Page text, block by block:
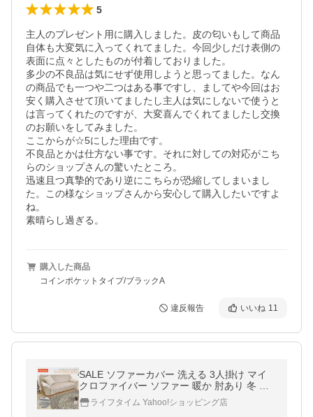
5
主人のプレゼント用に購入しました。皮の匂いもして商品
自体も大変気に入ってくれてました。今回少しだけ表側の
表面に点々としたものが付着しておりました。
多少の不良品は気にせず使用しようと思ってました。なん
の商品でも一つや二つはある事ですし、ましてや今回はお
安く購入させて頂いてましたし主人は気にしないで使うと
は言ってくれたのですが、大変喜んでくれてましたし交換
のお願いをしてみました。
ここからが☆5にした理由です。
不良品とかは仕方ない事です。それに対しての対応がこち
らのショップさんの驚いたところ。
迅速且つ真摯的であり逆にこちらが恐縮してしまいまし
た。この様なショップさんから安心して購入したいですよ
ね。
素晴らし過ぎる。
購入した商品
コインポケットタイプ/ブラックA
違反報告 いいね 11
SALE ソファーカバー 洗える 3人掛け マイ
クロファイバー ソファー 暖か 肘あり 冬 北
欧 グレー ブラウン ベージュ ぽかぽか 温か
い ベロア ストレッチ あったか
ライフタイム Yahoo!ショッピング店